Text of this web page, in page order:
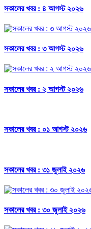
সকালের খবর : ৪ আগস্ট ২০২৬
সকালের খবর : ৩ আগস্ট ২০২৬
সকালের খবর : ২ আগস্ট ২০২৬
সকালের খবর : ০১ আগস্ট ২০২৬
সকালের খবর : ৩১ জুলাই ২০২৬
সকালের খবর : ৩০ জুলাই ২০২৬